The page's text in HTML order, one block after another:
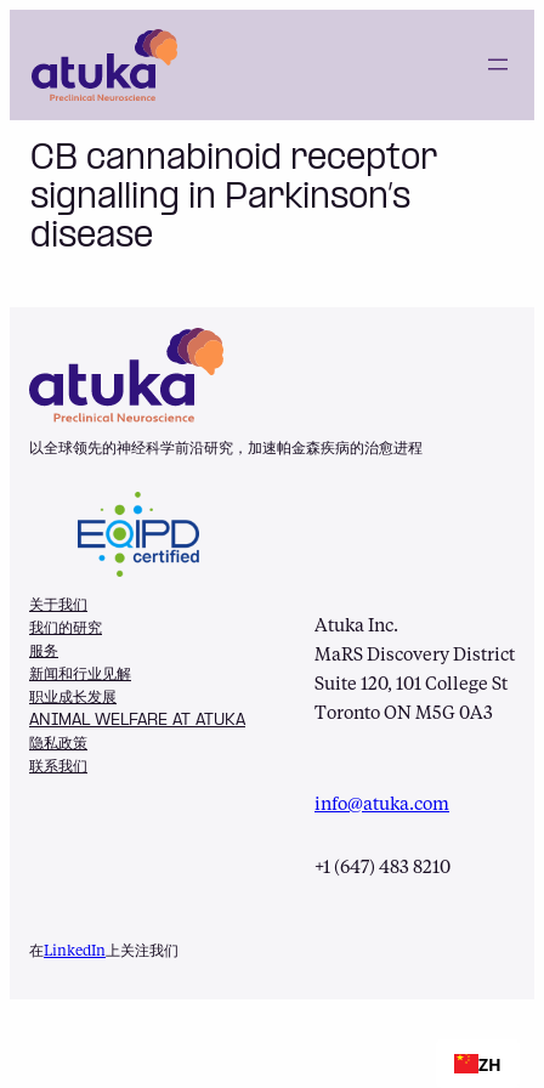
content
CB cannabinoid receptor
signalling in Parkinson’s
disease
以全球领先的神经科学前沿研究，加速帕金森疾病的治愈进程
关于我们
我们的研究
服务
新闻和行业见解
职业成长发展
ANIMAL WELFARE AT ATUKA
隐私政策
联系我们
Atuka Inc.
MaRS Discovery District
Suite 120, 101 College St
Toronto ON M5G 0A3
info@atuka.com
+1 (647) 483 8210
在LinkedIn上关注我们
ZH